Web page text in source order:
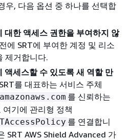
우, 다음 옵션 중 하나를 선택합
대한 액세스 권한을 부여하지 않
에 SRT에 부여한 계정 및 리소
제거합니다.
액세스할 수 있도록 새 역할 만
를 대표하는 서비스 주체
를 신뢰하는
기에 관리형 정책
를 연결합니
SRT AWS Shield Advanced 가